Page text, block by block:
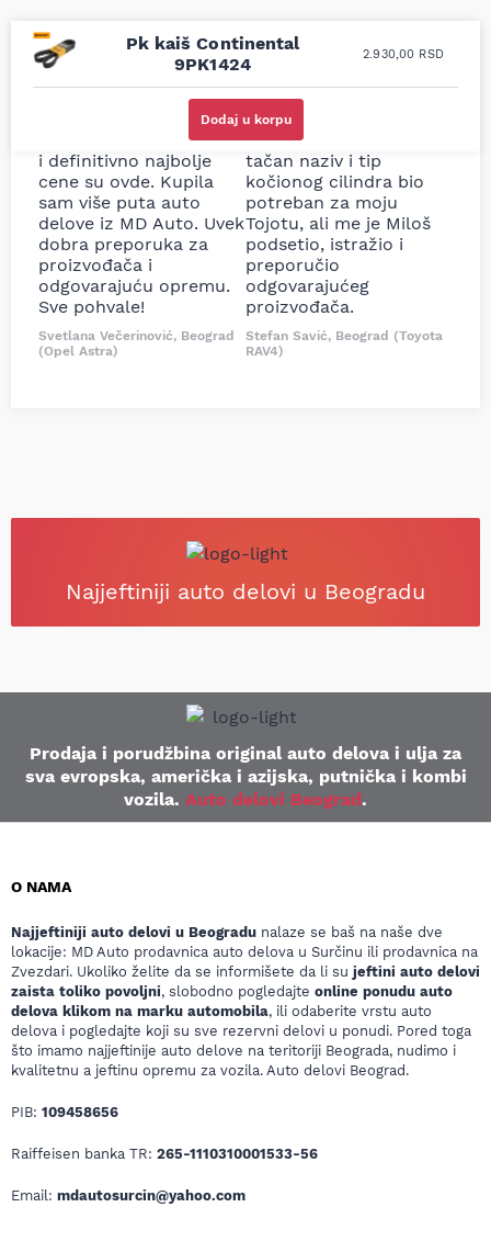
Pk kaiš Continental
9PK1424
2.930,00 RSD
Dodaj u korpu
Uporedila sam sve
prodavnice auto delova
i definitivno najbolje
cene su ovde. Kupila
sam više puta auto
delove iz MD Auto. Uvek
dobra preporuka za
proizvođača i
odgovarajuću opremu.
Sve pohvale!
Svetlana Večerinović, Beograd
(Opel Astra)
Odlična usluga i
ljubazni prodavci.
Nisam bio siguran koji je
tačan naziv i tip
kočionog cilindra bio
potreban za moju
Tojotu, ali me je Miloš
podsetio, istražio i
preporučio
odgovarajućeg
proizvođača.
Stefan Savić, Beograd (Toyota
RAV4)
Najjeftiniji auto delovi u Beogradu
Prodaja i porudžbina original auto delova i ulja za
sva evropska, američka i azijska, putnička i kombi
vozila. Auto delovi Beograd.
O NAMA
Najjeftiniji auto delovi u Beogradu nalaze se baš na naše dve
lokacije: MD Auto prodavnica auto delova u Surčinu ili prodavnica na
Zvezdari. Ukoliko želite da se informišete da li su jeftini auto delovi
zaista toliko povoljni, slobodno pogledajte online ponudu auto
delova klikom na marku automobila, ili odaberite vrstu auto
delova i pogledajte koji su sve rezervni delovi u ponudi. Pored toga
što imamo najjeftinije auto delove na teritoriji Beograda, nudimo i
kvalitetnu a jeftinu opremu za vozila. Auto delovi Beograd.
PIB: 109458656
Raiffeisen banka TR: 265-1110310001533-56
Email: mdautosurcin@yahoo.com